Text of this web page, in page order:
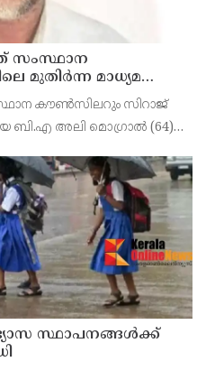
സംസ്ഥാന
മുതിർന്ന മാധ്യമ
മൊഗ്രാൽ
കൗൺസിലറും സിറാജ്
ബി.എ അലി മൊഗ്രാൽ (64)
എസ്.വൈ.എ
സ്ഥാപനങ്ങള്‍ക്ക്